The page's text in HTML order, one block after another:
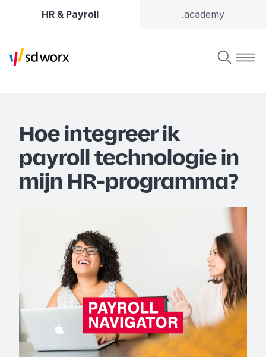
HR & Payroll .academy
Hoe integreer ik
payroll technologie in
mijn HR-programma?